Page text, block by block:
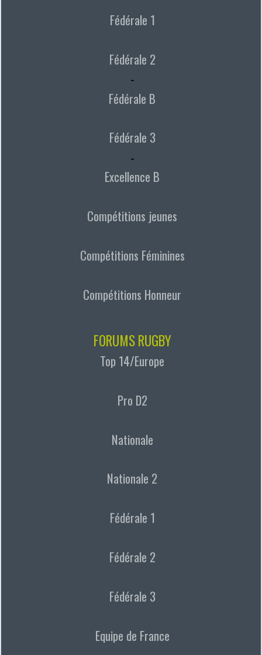
Fédérale 1
Fédérale 2
-
Fédérale B
Fédérale 3
-
Excellence B
Compétitions jeunes
Compétitions Féminines
Compétitions Honneur
FORUMS RUGBY
Top 14/Europe
Pro D2
Nationale
Nationale 2
Fédérale 1
Fédérale 2
Fédérale 3
Equipe de France